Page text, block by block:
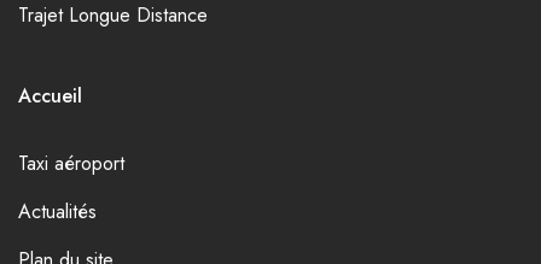
Trajet Longue Distance
Accueil
Taxi aéroport
Actualités